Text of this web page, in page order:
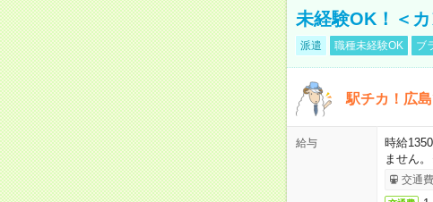
未経験OK！＜
派遣 職種未経験OK ブ
駅チカ！広
給与
時給
ません
交通